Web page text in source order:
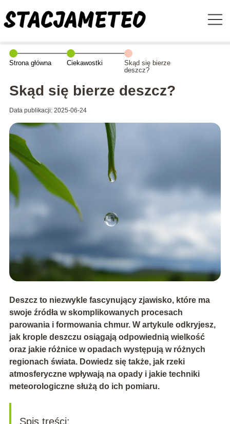
Strona główna Ciekawostki
Skąd się bierze
deszcz?
Skąd się bierze deszcz?
Data publikacji: 2025-06-24
Deszcz to niezwykle fascynujący zjawisko, które ma
swoje źródła w skomplikowanych procesach
parowania i formowania chmur. W artykule odkryjesz,
jak krople deszczu osiągają odpowiednią wielkość
oraz jakie różnice w opadach występują w różnych
regionach świata. Dowiedz się także, jak rzeki
atmosferyczne wpływają na opady i jakie techniki
meteorologiczne służą do ich pomiaru.
Spis treści: